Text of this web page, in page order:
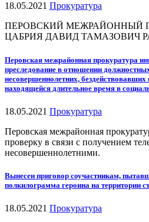
18.05.2021 Прокуратура
ПЕРОВСКИЙ МЕЖРАЙОННЫЙ
ЦАБРИЯ ДАВИД ТАМАЗОВИЧ
Перовская межрайонная прокуратура
преследование в отношении
несовершеннолетних,
находящейся длительное время в
18.05.2021 Прокуратура
Перовская межрайонная
проверку в связи с получением
несовершеннолетними.
Вынесен приговор соучастникам,
полкилограмма героина на территории
18.05.2021 Прокуратура